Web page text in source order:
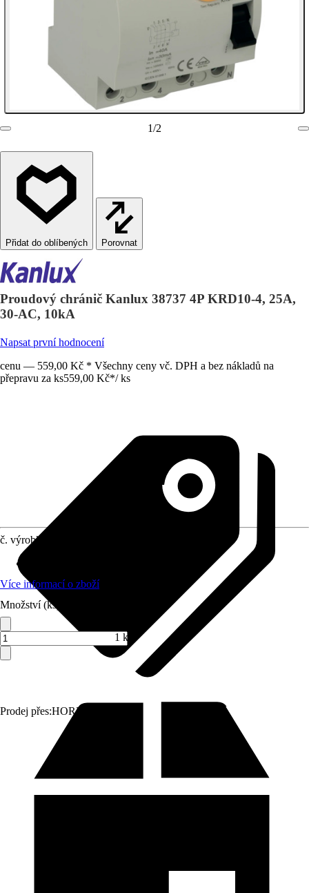
1/2
Porovnat
Proudový chránič Kanlux 38737 4P KRD10-4, 25A,
30-AC, 10kA
Napsat první hodnocení
cenu — 559,00 Kč * Všechny ceny vč. DPH a bez nákladů na
přepravu za ks559,00 Kč*/ ks
Prodej přes:HORNBACH
č. výrobku
Více informací o zboží
Množství (ks)
1 ks